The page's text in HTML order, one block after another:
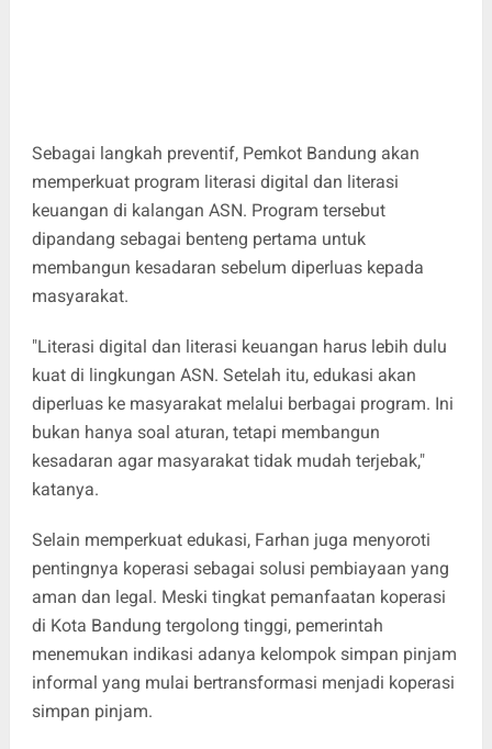
Sebagai langkah preventif, Pemkot Bandung akan
memperkuat program literasi digital dan literasi
keuangan di kalangan ASN. Program tersebut
dipandang sebagai benteng pertama untuk
membangun kesadaran sebelum diperluas kepada
masyarakat.
"Literasi digital dan literasi keuangan harus lebih dulu
kuat di lingkungan ASN. Setelah itu, edukasi akan
diperluas ke masyarakat melalui berbagai program. Ini
bukan hanya soal aturan, tetapi membangun
kesadaran agar masyarakat tidak mudah terjebak,"
katanya.
Selain memperkuat edukasi, Farhan juga menyoroti
pentingnya koperasi sebagai solusi pembiayaan yang
aman dan legal. Meski tingkat pemanfaatan koperasi
di Kota Bandung tergolong tinggi, pemerintah
menemukan indikasi adanya kelompok simpan pinjam
informal yang mulai bertransformasi menjadi koperasi
simpan pinjam.